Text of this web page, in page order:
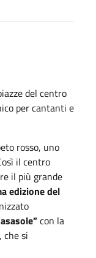
del centro
per cantanti e
rosso, uno
il centro
il più grande
edizione del
con la
, che si